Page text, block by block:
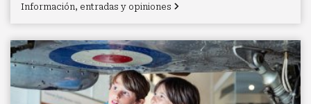
Información, entradas y opiniones